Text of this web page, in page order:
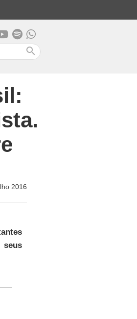
search
2016